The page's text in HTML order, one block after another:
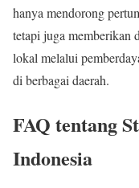
hanya mendorong
tetapi juga memberikan
lokal melalui
di berbagai daerah.
FAQ tentang
Indonesia